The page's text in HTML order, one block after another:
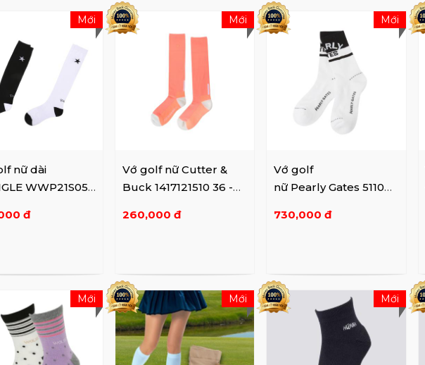
nữ dài
WWP21S05 -
đ
Mới
Vớ golf nữ Cutter &
Buck 1417121510 36 -
260,000 đ
Mới
Vớ golf
nữ Pearly Gates 51106S
730,000 đ
Mới
Mới Mới Mới